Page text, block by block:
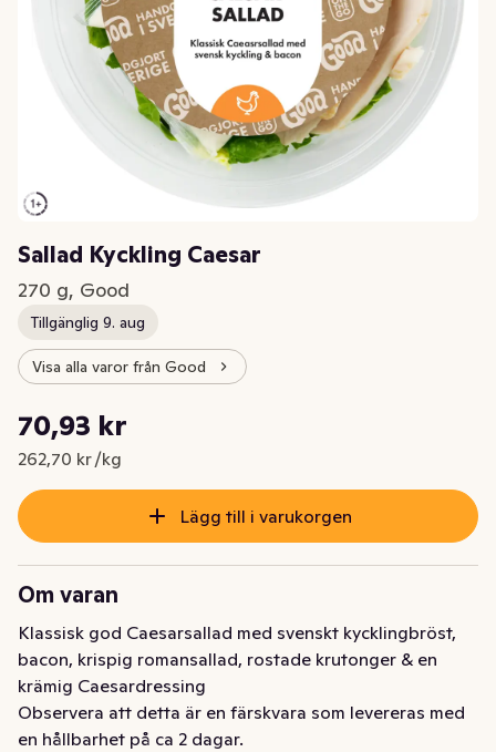
Sallad Kyckling Caesar
270 g, Good
Tillgänglig 9. aug
Visa alla varor från Good
Nuvarande pris är: 70,93 kr
70,93 kr
262,70 kr /kg
Styckpris: 262,70 kr /kg
Lägg till i varukorgen
Om varan
Klassisk god Caesarsallad med svenskt kycklingbröst,
bacon, krispig romansallad, rostade krutonger & en
krämig Caesardressing
Observera att detta är en färskvara som levereras med
en hållbarhet på ca 2 dagar.